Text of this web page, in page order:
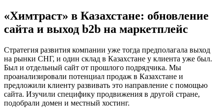
«Химтраст» в Казахстане: обновление
сайта и выход b2b на маркетплейс
Стратегия развития компании уже тогда предполагала выход
на рынки СНГ, и один склад в Казахстане у клиента уже был.
Был и отдельный сайт от прошлого подрядчика. Мы
проанализировали потенциал продаж в Казахстане и
предложили клиенту развивать это направление с помощью
сайта. Изучили специфику продвижения в другой стране,
подобрали домен и местный хостинг.